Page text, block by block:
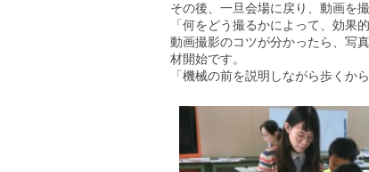
その後、一旦会場に戻り、動画を
「何をどう撮るかによって、効果
動画撮影のコツが分かったら、写
材開始です。
「機械の前を説明しながら歩くか